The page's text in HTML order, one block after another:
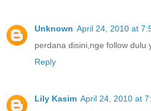
Unknown April 24, 2010 at
perdana disini,nge follow dulu
Reply
Lily Kasim April 24, 2010 at